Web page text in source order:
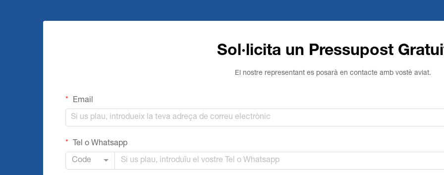
Sol·licita un Pressupost
El nostre representant es posarà en contacte amb vostè aviat.
Email
Tel o Whatsapp
Code